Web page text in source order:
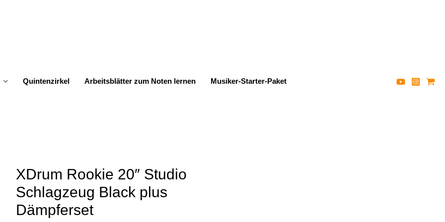
Quintenzirkel Arbeitsblätter zum Noten lernen Musiker-Starter-Paket
XDrum Rookie 20″ Studio
Schlagzeug Black plus
Dämpferset